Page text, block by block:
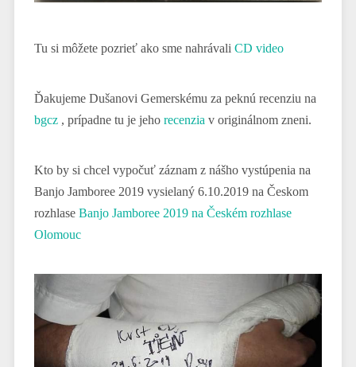
Tu si môžete pozrieť ako sme nahrávali CD video
Ďakujeme Dušanovi Gemerskému za peknú recenziu na
bgcz , prípadne tu je jeho recenzia v originálnom zneni.
Kto by si chcel vypočuť záznam z nášho vystúpenia na
Banjo Jamboree 2019 vysielaný 6.10.2019 na Českom
rozhlase Banjo Jamboree 2019 na Českém rozhlase
Olomouc